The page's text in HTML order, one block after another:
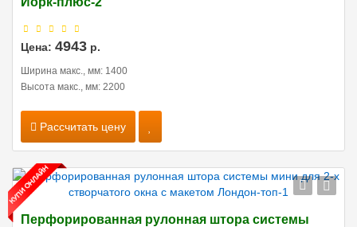
Цена: 4943 р.
Ширина макс., мм: 1400
Высота макс., мм: 2200
Рассчитать цену
Перфорированная рулонная штора системы